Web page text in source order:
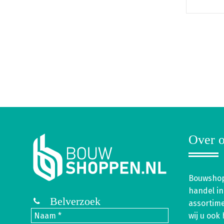
Belverzoek
Over
handel
wij u ook